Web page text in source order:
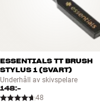
ESSENTIALS TT BRUSH
STYLUS 1 (SVART)
Underhåll av skivspelare
148:-
48